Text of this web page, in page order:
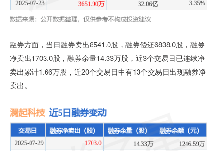
融券方面，当日融券卖出8541.0股，融券偿还6838.0股，融券
净卖出1703.0股，融券余量14.33万股，近3个交易日已连续净
卖出累计1.66万股，近20个交易日中有13个交易日出现融券净
卖出。